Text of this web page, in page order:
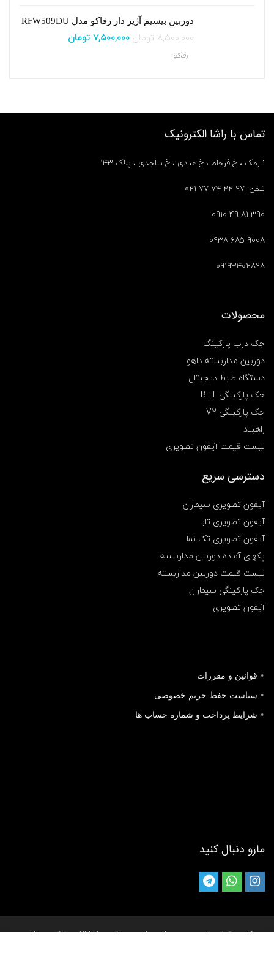
دوربین بیسیم آژیر دار رفاکو مدل RFW509DU
۸,۵۰۰,۰۰۰تومان۷,۵۰۰,۰۰۰تومان
رفاکو
تماس با راشا الکترونیک
نارمک ، خ فرجام ، خ عبادی ، خ ساجدی ، پلاک ۱۴۳
تلفن: ۹۷ ۲۲ ۷۴ ۷۷ ۰۲۱
۳۹۰ ۸۱ ۴۹ ۰۹۱۰
۹۰۰۸ ۶۸۵ ۰۹۳۸
۰۹۱۹۳۴۰۲۸۹۸
محصولات
جک درب پارکینگ
دوربین مداربسته داهو
دستگاه ضبط دیجیتال
جک پارکینگی BFT
جک پارکینگی V2
راهبند
لیست قیمت آیفون تصویری
دسترسی سریع
آیفون تصویری سیماران
آیفون تصویری تابا
آیفون تصویری تک نما
پکهای آماده دوربین مداربسته
لیست قیمت دوربین مداربسته
جک پارکینگی سیماران
آیفون تصویری
قوانین و مقررات
سیاست حفظ حریم خصوصی
شرایط پرداخت و شماره حساب ها
مارو دنبال کنید
کلیه حقوق مادی و معنوی این سایت متعلق به راشا الکترونیک می باشد.